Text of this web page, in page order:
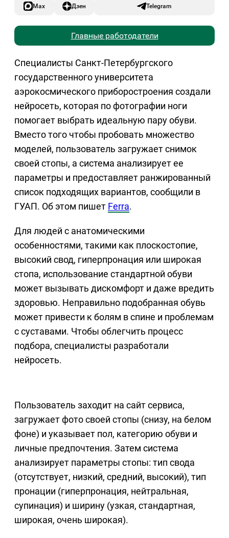
Max Дзен Telegram
Главные работодатели
Специалисты Санкт-Петербургского
государственного университета
аэрокосмического приборостроения создали
нейросеть, которая по фотографии ноги
помогает выбрать идеальную пару обуви.
Вместо того чтобы пробовать множество
моделей, пользователь загружает снимок
своей стопы, а система анализирует ее
параметры и предоставляет ранжированный
список подходящих вариантов, сообщили в
ГУАП. Об этом пишет Ferra.
Для людей с анатомическими
особенностями, такими как плоскостопие,
высокий свод, гиперпронация или широкая
стопа, использование стандартной обуви
может вызывать дискомфорт и даже вредить
здоровью. Неправильно подобранная обувь
может привести к болям в спине и проблемам
с суставами. Чтобы облегчить процесс
подбора, специалисты разработали
нейросеть.
Пользователь заходит на сайт сервиса,
загружает фото своей стопы (снизу, на белом
фоне) и указывает пол, категорию обуви и
личные предпочтения. Затем система
анализирует параметры стопы: тип свода
(отсутствует, низкий, средний, высокий), тип
пронации (гиперпронация, нейтральная,
супинация) и ширину (узкая, стандартная,
широкая, очень широкая).